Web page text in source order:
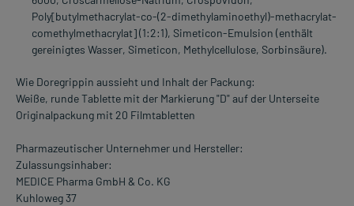
Poly[butylmethacrylat-co-(2-dimethylaminoethyl)-methacrylat-
comethylmethacrylat] (1:2:1), Simeticon-Emulsion (enthält
gereinigtes Wasser, Simeticon, Methylcellulose, Sorbinsäure).
Wie Doregrippin aussieht und Inhalt der Packung:
Weiße, runde Tablette mit der Markierung "D" auf der Unterseite
Originalpackung mit 20 Filmtabletten
Pharmazeutischer Unternehmer und Hersteller:
Zulassungsinhaber:
MEDICE Pharma GmbH & Co. KG
Kuhloweg 37